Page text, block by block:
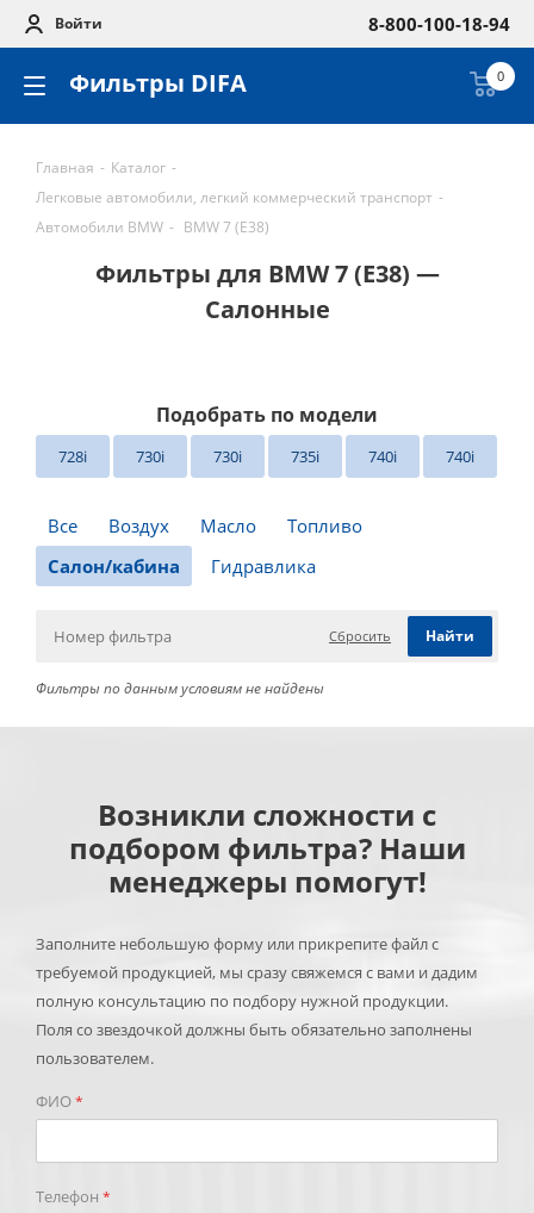
Войти 8-800-100-18-94
Фильтры DIFA 0
Главная - Каталог -
Легковые автомобили, легкий коммерческий транспорт -
Автомобили BMW - BMW 7 (E38)
Фильтры для BMW 7 (E38) —
Салонные
Подобрать по модели
728i 730i 730i 735i 740i 740i
Все Воздух Масло
Топливо
Салон/кабина
Гидравлика
Сбросить
Фильтры по данным условиям не найдены
Возникли сложности с
подбором фильтра? Наши
менеджеры помогут!
Заполните небольшую форму или прикрепите файл с
требуемой продукцией, мы сразу свяжемся с вами и дадим
полную консультацию по подбору нужной продукции.
Поля со звездочкой должны быть обязательно заполнены
пользователем.
ФИО*
Телефон *